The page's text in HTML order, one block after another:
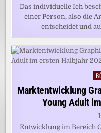
Das individuelle Ich
einer Person, also die
entscheidet und
in
Marktentwicklung
Young Adult
Entwicklung im Bereich